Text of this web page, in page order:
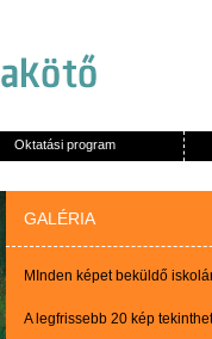
Oktatási program
GALÉRIA
MInden képet beküldő
A legfrissebb 20 kép